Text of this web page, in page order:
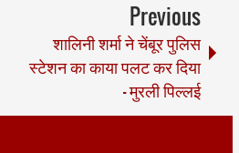
Previous
शालिनी शर्मा ने चेंबूर पुलिस
स्टेशन का काया पलट कर दिया
- मुरली पिल्लई